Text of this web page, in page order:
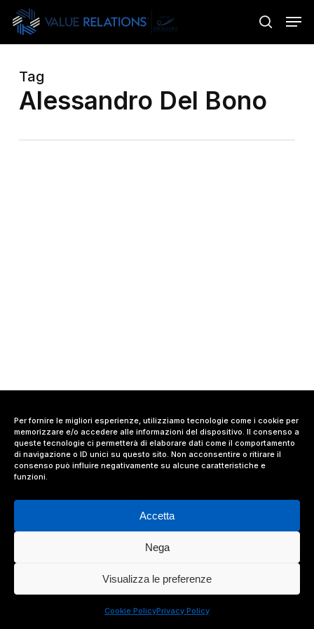
Per fornire le migliori esperienze, utilizziamo tecnologie come i cookie per
memorizzare e/o accedere alle informazioni del dispositivo. Il consenso a
queste tecnologie ci permetterà di elaborare dati come il comportamento
di navigazione o ID unici su questo sito. Non acconsentire o ritirare il
consenso può influire negativamente su alcune caratteristiche e
funzioni.
Accetta
Nega
Visualizza le preferenze
Cookie PolicyPrivacy Policy
Skip
main
search
Tag
Alessandro Del Bono
© 2024 Value Relations Srl, All Rights Reserved.
instagram